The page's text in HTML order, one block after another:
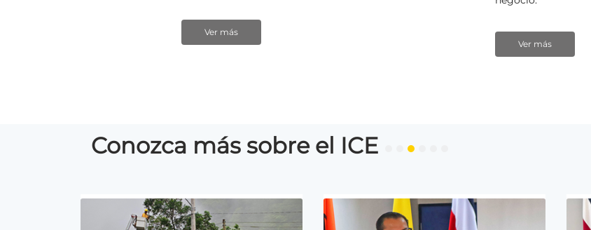
Ver más
Ver más
Conozca más sobre el ICE